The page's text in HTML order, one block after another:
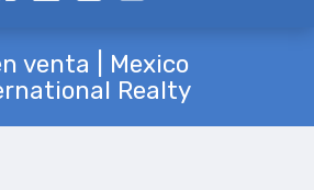
venta | Mexico
Realty